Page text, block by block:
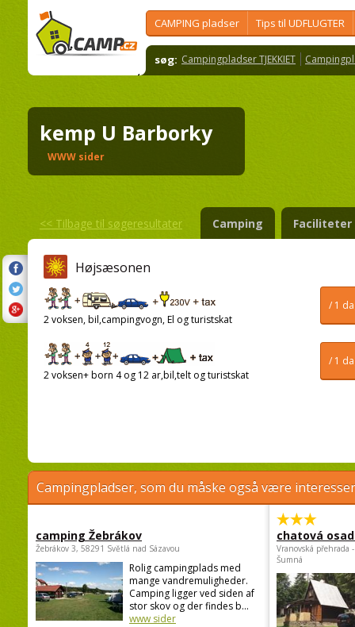
CAMPING pladser Tips til UDFLUGTER
søg: Campingpladser TJEKKIET
kemp U Barborky
WWW sider
<< Tilbage til søgeresultater Camping Faciliteter
Højsæsonen
/ 1
2 voksen, bil,campingvogn, El og turistskat
/ 1
2 voksen+ born 4 og 12 ar,bil,telt og turistskat
Campingpladser, som du måske også være
camping Žebrákov
Žebrákov 3, 58291 Světlá nad Sázavou
Rolig campingplads med
mange vandremuligheder.
Camping ligger ved siden af
stor skov og der findes b...
www sider
chatová
Vranovská přehrada
Šumná